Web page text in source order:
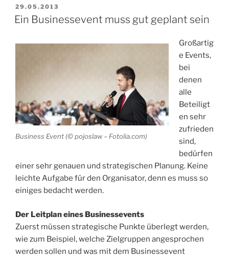
Grand
Kickoff“
VERÖFFENTLICHT
AM
29.05.2013
Ein Businessevent muss gut geplant sein
Business Event (© pojoslaw – Fotolia.com)
Großartig
e Events,
bei
denen
alle
Beteiligt
en sehr
zufrieden
sind,
bedürfen
einer sehr genauen und strategischen Planung. Keine
leichte Aufgabe für den Organisator, denn es muss so
einiges bedacht werden.
Der Leitplan eines Businessevents
Zuerst müssen strategische Punkte überlegt werden,
wie zum Beispiel, welche Zielgruppen angesprochen
werden sollen und was mit dem Businessevent